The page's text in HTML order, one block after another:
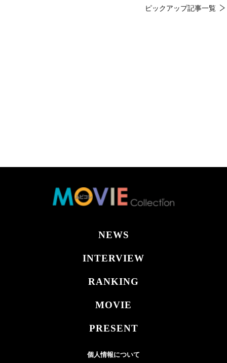
ピックアップ記事一覧
NEWS
INTERVIEW
RANKING
MOVIE
PRESENT
個人情報について